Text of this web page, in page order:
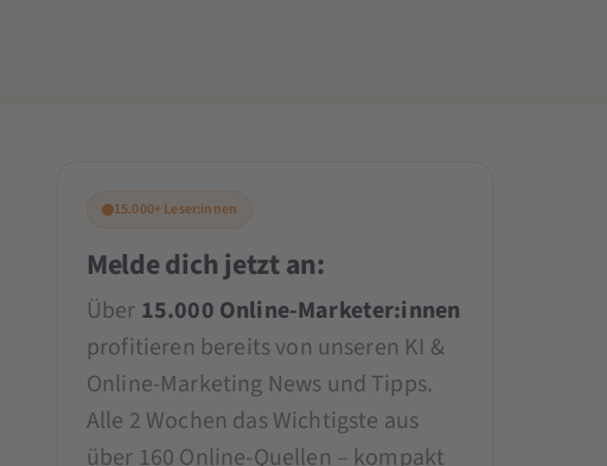
15.000+ Leser:innen
Melde dich jetzt an:
Über 15.000 Online-Marketer:innen
profitieren bereits von unseren KI &
Online-Marketing News und Tipps.
Alle 2 Wochen das Wichtigste aus
über 160 Online-Quellen – kompakt